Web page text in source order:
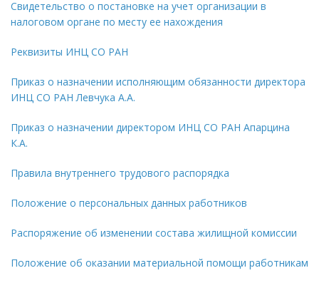
Свидетельство о постановке на учет организации в
налоговом органе по месту ее нахождения
Реквизиты ИНЦ СО РАН
Приказ о назначении исполняющим обязанности директора
ИНЦ СО РАН Левчука А.А.
Приказ о назначении директором ИНЦ СО РАН Апарцина
К.А.
Правила внутреннего трудового распорядка
Положение о персональных данных работников
Распоряжение об изменении состава жилищной комиссии
Положение об оказании материальной помощи работникам